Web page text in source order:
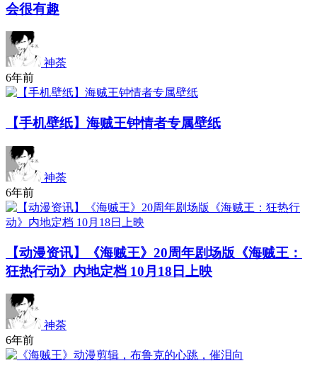
会很有趣
神荼
6年前
【手机壁纸】海贼王钟情者专属壁纸
神荼
6年前
【动漫资讯】《海贼王》20周年剧场版《海贼王：
狂热行动》内地定档 10月18日上映
神荼
6年前